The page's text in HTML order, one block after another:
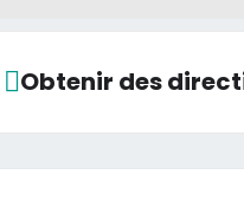
Obtenir des